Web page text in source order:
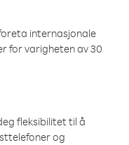
internasjonale
for varigheten av 30
fleksibilitet til å
og